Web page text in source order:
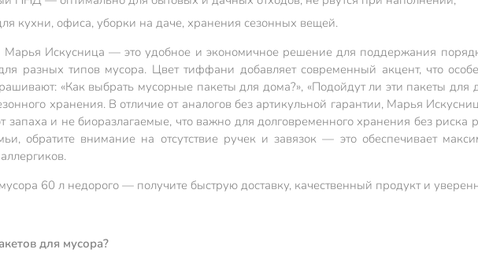
кухни, офиса, уборки на даче, хранения сезонных вещей.
Искусница — это удобное и экономичное решение для поддержания
разных типов мусора. Цвет тиффани добавляет современный акцент, что
«Как выбрать мусорные пакеты для дома?», «Подойдут ли эти пакеты
хранения. В отличие от аналогов без артикульной гарантии, Марья
запаха и не биоразлагаемые, что важно для долговременного хранения без риска
обратите внимание на отсутствие ручек и завязок — это обеспечивает
60 л недорого — получите быструю доставку, качественный продукт и
для мусора?